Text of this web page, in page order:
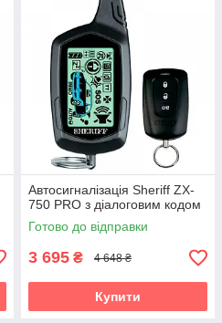
Автосигналізація Sheriff ZX-
750 PRO з діалоговим кодом
Готово до відправки
3 695 ₴ 4 648 ₴
Купити